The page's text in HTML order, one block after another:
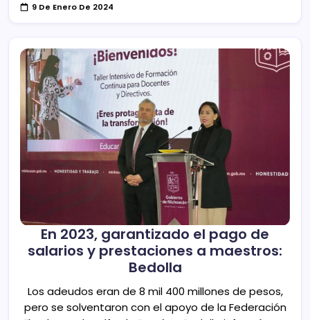
9 De Enero De 2024
En 2023, garantizado el pago de
salarios y prestaciones a maestros:
Bedolla
Los adeudos eran de 8 mil 400 millones de pesos,
pero se solventaron con el apoyo de la Federación